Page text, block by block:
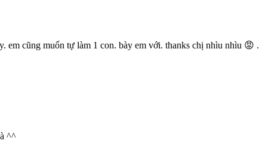
em cũng muốn tự làm 1 con. bày em với. thanks chị nhìu nhìu 😡 .
^^